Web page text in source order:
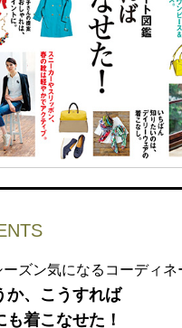
ーズン気になるコーディネ
か、こうすれば
も着こなせた！